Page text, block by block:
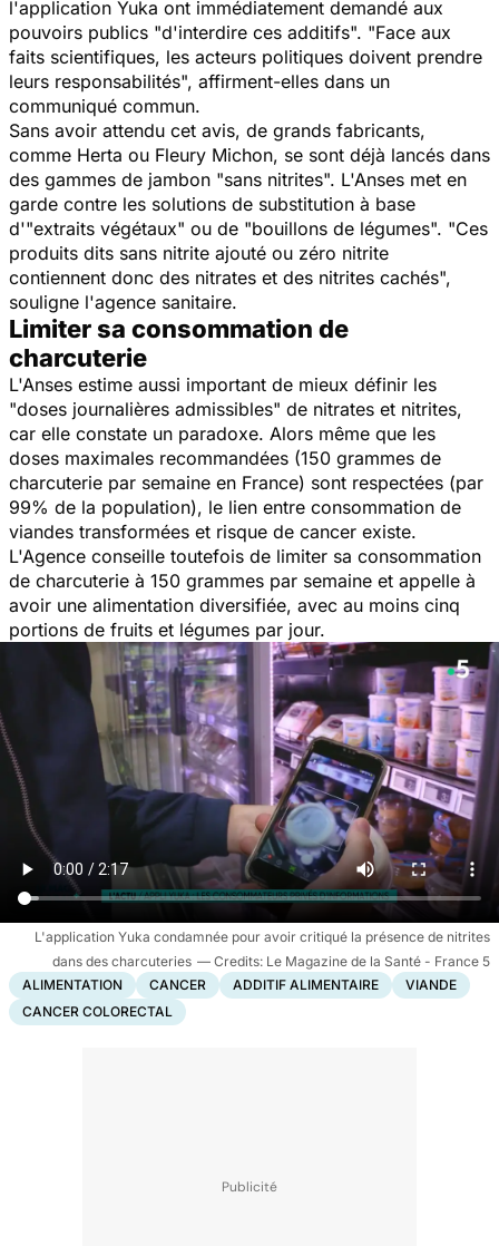
l'application Yuka ont immédiatement demandé aux
pouvoirs publics "d'interdire ces additifs". "Face aux
faits scientifiques, les acteurs politiques doivent prendre
leurs responsabilités", affirment-elles dans un
communiqué commun.
Sans avoir attendu cet avis, de grands fabricants,
comme Herta ou Fleury Michon, se sont déjà lancés dans
des gammes de jambon "sans nitrites". L'Anses met en
garde contre les solutions de substitution à base
d'"extraits végétaux" ou de "bouillons de légumes". "Ces
produits dits sans nitrite ajouté ou zéro nitrite
contiennent donc des nitrates et des nitrites cachés",
souligne l'agence sanitaire.
Limiter sa consommation de
charcuterie
L'Anses estime aussi important de mieux définir les
"doses journalières admissibles" de nitrates et nitrites,
car elle constate un paradoxe. Alors même que les
doses maximales recommandées (150 grammes de
charcuterie par semaine en France) sont respectées (par
99% de la population), le lien entre consommation de
viandes transformées et risque de cancer existe.
L'Agence conseille toutefois de limiter sa consommation
de charcuterie à 150 grammes par semaine et appelle à
avoir une alimentation diversifiée, avec au moins cinq
portions de fruits et légumes par jour.
L'application Yuka condamnée pour avoir critiqué la présence de nitrites
dans des charcuteries
Le Magazine de la Santé - France 5
ALIMENTATION
CANCER ADDITIF ALIMENTAIRE
VIANDE
CANCER COLORECTAL